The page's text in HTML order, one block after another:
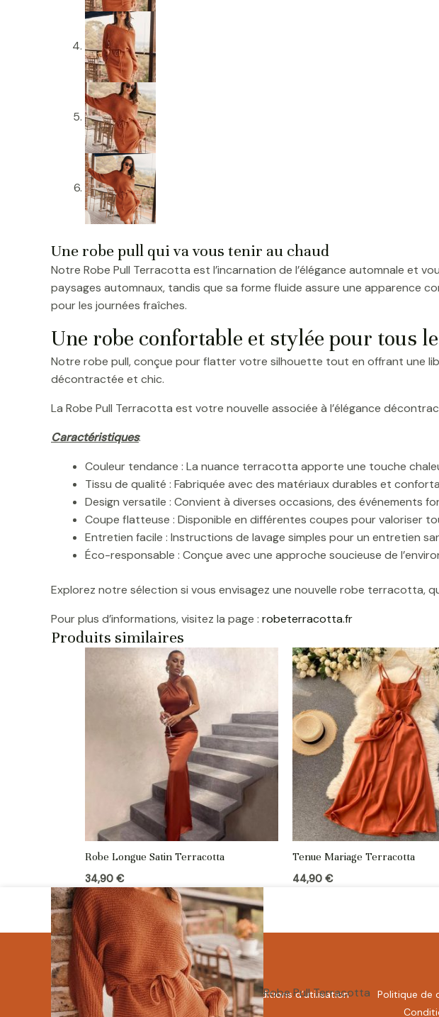
Une robe pull qui va vous tenir au chaud
Notre Robe Pull Terracotta est l’incarnation de l’élégance automnale et
paysages automnaux, tandis que sa forme fluide assure une apparence
pour les journées fraîches.
Une robe confortable et stylée pour tous
Notre robe pull, conçue pour flatter votre silhouette tout en offrant une
décontractée et chic.
La Robe Pull Terracotta est votre nouvelle associée à l’élégance
Caractéristiques:
Couleur tendance : La nuance terracotta apporte une touche
Tissu de qualité : Fabriquée avec des matériaux durables et
Design versatile : Convient à diverses occasions, des événements
Coupe flatteuse : Disponible en différentes coupes pour valoriser
Entretien facile : Instructions de lavage simples pour un entretien
Éco-responsable : Conçue avec une approche soucieuse de
Explorez notre sélection si vous envisagez une nouvelle robe terracotta,
Pour plus d’informations, visitez la page : robeterracotta.fr
Produits similaires
Robe Longue Satin Terracotta
34,90 €
Tenue Mariage Terracotta
44,90 €
Mentions Légales Conditions d’utilisation Politique de
Robe Pull Terracotta